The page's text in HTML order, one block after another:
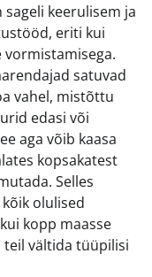
keerulisem ja
eriti kui
satuvad
vahel, mistõttu
edasi või
aga võib kaasa
kopsakatest
Selles
olulised
kopp maasse
teil vältida tüüpilisi